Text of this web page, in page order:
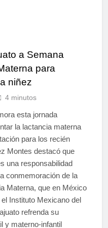
a Semana
para
niñez
4 minutos
esta jornada
la lactancia materna
para los recién
Montes destacó que
una responsabilidad
de la
Materna, que en México
Instituto Mexicano del
refrenda su
y materno-infantil